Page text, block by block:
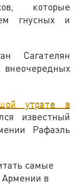
которые
гнусных и
Сагателян
утрате в
известный
Рафаэль
самые
в